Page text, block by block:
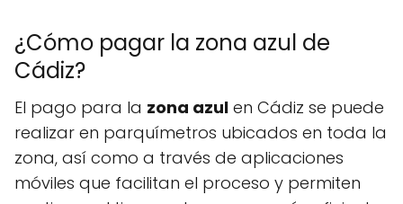
¿Cómo pagar la zona azul de
Cádiz?
El pago para la zona azul en Cádiz se puede
realizar en parquímetros ubicados en toda la
zona, así como a través de aplicaciones
móviles que facilitan el proceso y permiten